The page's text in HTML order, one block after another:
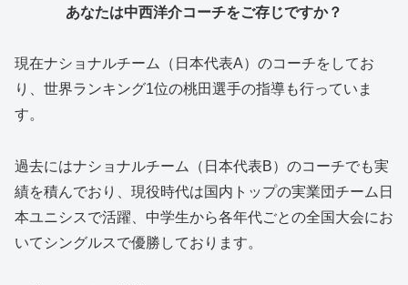
あなたは中西洋介コーチをご存じですか？
現在ナショナルチーム（日本代表A）のコーチをしてお
り、世界ランキング1位の桃田選手の指導も行っていま
す。
過去にはナショナルチーム（日本代表B）のコーチでも実
績を積んでおり、現役時代は国内トップの実業団チーム日
本ユニシスで活躍、中学生から各年代ごとの全国大会にお
いてシングルスで優勝しております。